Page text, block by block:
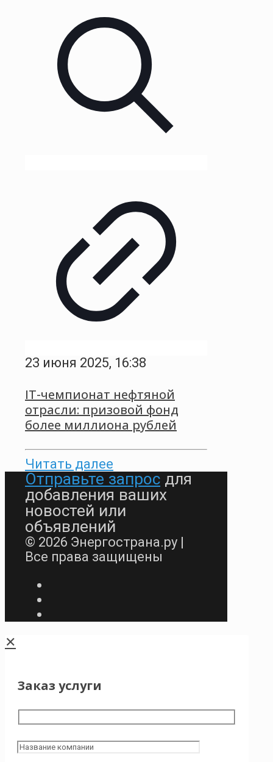
23 июня 2025, 16:38
IT-чемпионат нефтяной
отрасли: призовой фонд
более миллиона рублей
Читать далее
Отправьте запрос для
добавления ваших
новостей или
объявлений
© 2026 Энергострана.ру |
Все права защищены
✕
Заказ услуги